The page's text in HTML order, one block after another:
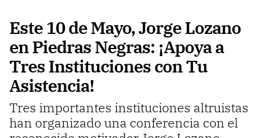
Este 10 de Mayo, Jorge Lozano
en Piedras Negras: ¡Apoya a
Tres Instituciones con Tu
Asistencia!
Tres importantes instituciones altruistas
han organizado una conferencia con el